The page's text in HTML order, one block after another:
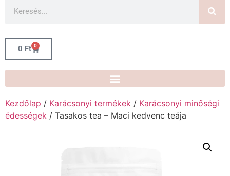
0 Ft 0
Kezdőlap / Karácsonyi termékek / Karácsonyi minőségi
édességek / Tasakos tea – Maci kedvenc teája